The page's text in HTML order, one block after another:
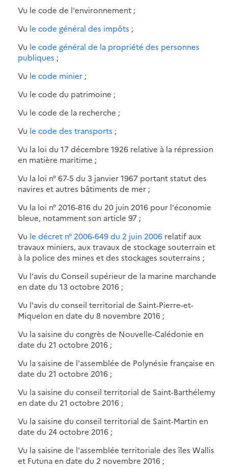
Vu le code de l'environnement ;
Vu le code général des impôts ;
Vu le code général de la propriété des personnes
publiques ;
Vu le code minier ;
Vu le code du patrimoine ;
Vu le code de la recherche ;
Vu le code des transports ;
Vu la loi du 17 décembre 1926 relative à la répression
en matière maritime ;
Vu la loi n° 67-5 du 3 janvier 1967 portant statut des
navires et autres bâtiments de mer ;
Vu la loi n° 2016-816 du 20 juin 2016 pour l'économie
bleue, notamment son article 97 ;
Vu le décret n° 2006-649 du 2 juin 2006 relatif aux
travaux miniers, aux travaux de stockage souterrain et
à la police des mines et des stockages souterrains ;
Vu l'avis du Conseil supérieur de la marine marchande
en date du 13 octobre 2016 ;
Vu l'avis du conseil territorial de Saint-Pierre-et-
Miquelon en date du 8 novembre 2016 ;
Vu la saisine du congrès de Nouvelle-Calédonie en
date du 21 octobre 2016 ;
Vu la saisine de l'assemblée de Polynésie française en
date du 21 octobre 2016 ;
Vu la saisine du conseil territorial de Saint-Barthélemy
en date du 21 octobre 2016 ;
Vu la saisine du conseil territorial de Saint-Martin en
date du 24 octobre 2016 ;
Vu la saisine de l'assemblée territoriale des îles Wallis
et Futuna en date du 2 novembre 2016 ;